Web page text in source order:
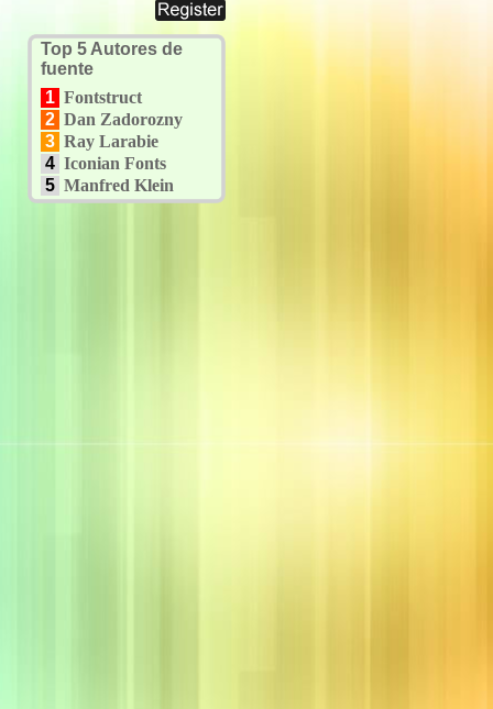
Top 5 Autores de
fuente
1 Fontstruct
2 Dan Zadorozny
3 Ray Larabie
4 Iconian Fonts
5 Manfred Klein